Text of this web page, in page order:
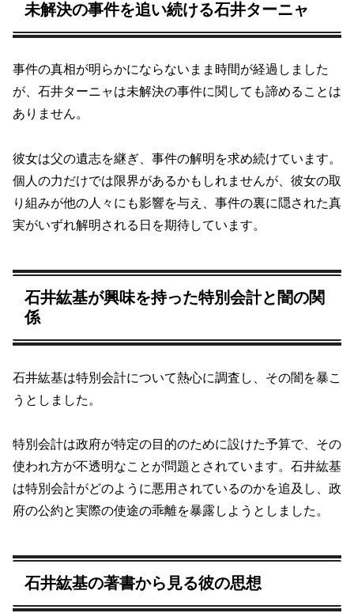
未解決の事件を追い続ける石井ターニャ
事件の真相が明らかにならないまま時間が経過しました
が、石井ターニャは未解決の事件に関しても諦めることは
ありません。
彼女は父の遺志を継ぎ、事件の解明を求め続けています。
個人の力だけでは限界があるかもしれませんが、彼女の取
り組みが他の人々にも影響を与え、事件の裏に隠された真
実がいずれ解明される日を期待しています。
石井紘基が興味を持った特別会計と闇の関
係
石井紘基は特別会計について熱心に調査し、その闇を暴こ
うとしました。
特別会計は政府が特定の目的のために設けた予算で、その
使われ方が不透明なことが問題とされています。石井紘基
は特別会計がどのように悪用されているのかを追及し、政
府の公約と実際の使途の乖離を暴露しようとしました。
石井紘基の著書から見る彼の思想